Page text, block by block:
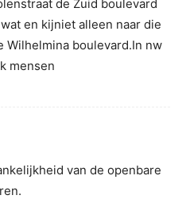
de Zuid boulevard
en kijniet alleen naar die
Wilhelmina boulevard.In nw
mensen
van de openbare